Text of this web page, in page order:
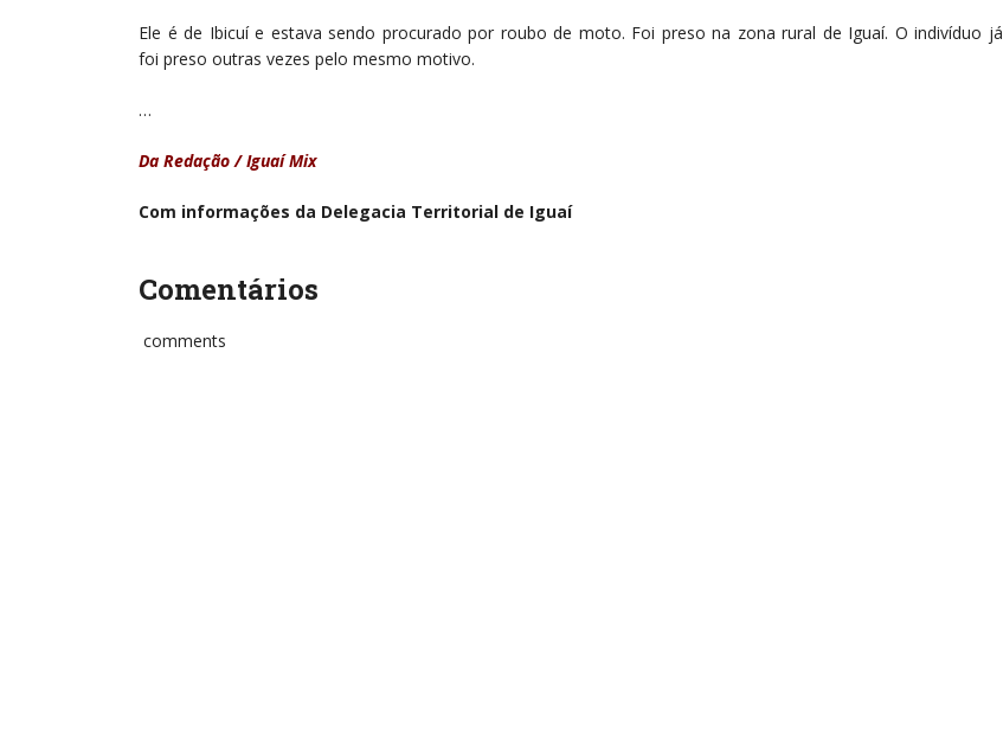
Ele é de Ibicuí e estava sendo procurado por roubo de moto. Foi preso na zona rural de Iguaí. O indivíduo já
foi preso outras vezes pelo mesmo motivo.
…
Da Redação / Iguaí Mix
Com informações da Delegacia Territorial de Iguaí
Comentários
comments